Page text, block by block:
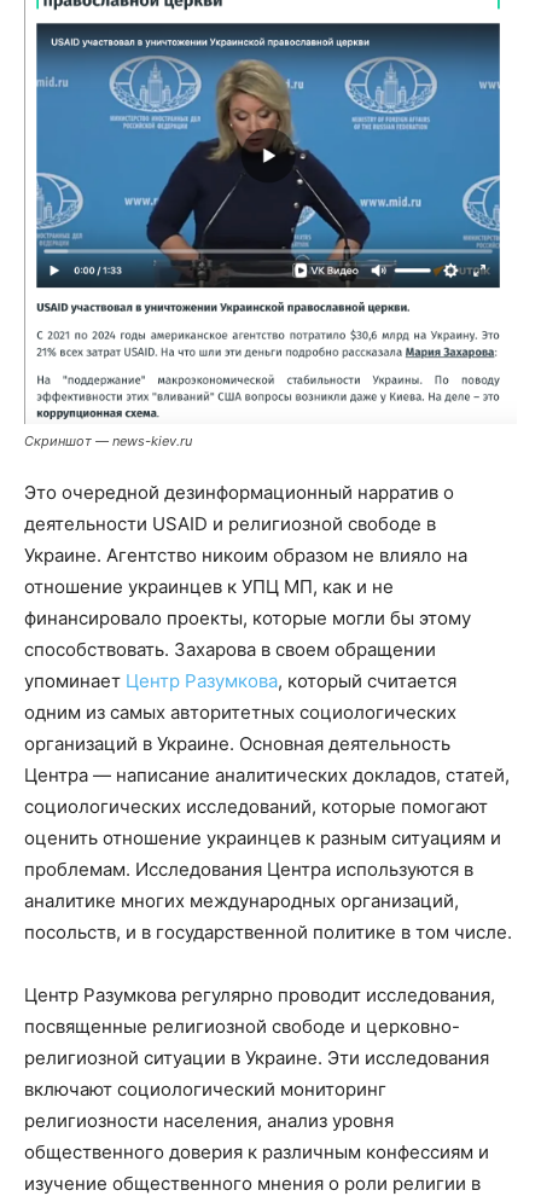
Скриншот — news-kiev.ru
Это очередной дезинформационный нарратив о
деятельности USAID и религиозной свободе в
Украине. Агентство никоим образом не влияло на
отношение украинцев к УПЦ МП, как и не
финансировало проекты, которые могли бы этому
способствовать. Захарова в своем обращении
упоминает Центр Разумкова, который считается
одним из самых авторитетных социологических
организаций в Украине. Основная деятельность
Центра — написание аналитических докладов, статей,
социологических исследований, которые помогают
оценить отношение украинцев к разным ситуациям и
проблемам. Исследования Центра используются в
аналитике многих международных организаций,
посольств, и в государственной политике в том числе.
Центр Разумкова регулярно проводит исследования,
посвященные религиозной свободе и церковно-
религиозной ситуации в Украине. Эти исследования
включают социологический мониторинг
религиозности населения, анализ уровня
общественного доверия к различным конфессиям и
изучение общественного мнения о роли религии в